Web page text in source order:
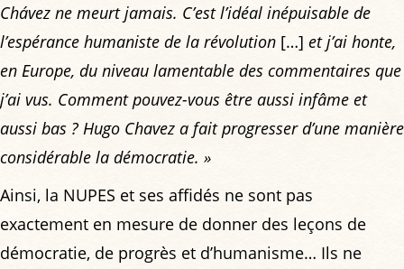
Chávez ne meurt jamais. C’est l’idéal inépuisable de
l’espérance humaniste de la révolution […] et j’ai honte,
en Europe, du niveau lamentable des commentaires que
j’ai vus. Comment pouvez-vous être aussi infâme et
aussi bas ? Hugo Chavez a fait progresser d’une manière
considérable la démocratie. »
Ainsi, la NUPES et ses affidés ne sont pas
exactement en mesure de donner des leçons de
démocratie, de progrès et d’humanisme… Ils ne